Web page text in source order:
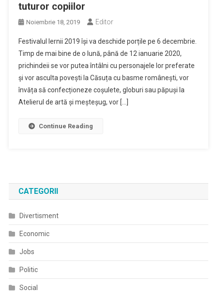
tuturor copiilor
Noiembrie 18, 2019 Editor
Festivalul Iernii 2019 își va deschide porțile pe 6 decembrie.
Timp de mai bine de o lună, până de 12 ianuarie 2020,
prichindeii se vor putea întâlni cu personajele lor preferate
și vor asculta povești la Căsuța cu basme românești, vor
învăța să confecționeze coșulete, globuri sau păpuși la
Atelierul de artă și meșteșug, vor […]
Continue Reading
CATEGORII
Divertisment
Economic
Jobs
Politic
Social